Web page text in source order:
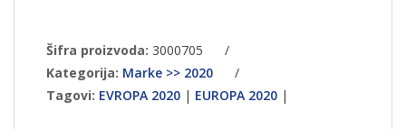
Šifra proizvoda: 3000705
/
Kategorija: Marke >> 2020
/
Tagovi: EVROPA 2020 | EUROPA 2020 |